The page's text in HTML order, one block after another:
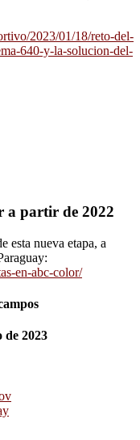
2023/01/18/reto-del-
640-y-la-solucion-del-
a partir de 2022
esta nueva etapa, a
en-abc-color/
de 2023